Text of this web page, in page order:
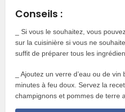
Conseils :
_ Si vous le souhaitez, vous
sur la cuisinière si vous ne
suffit de préparer tous les
_ Ajoutez un verre d’eau ou de
minutes à feu doux. Servez la
champignons et pommes de terre